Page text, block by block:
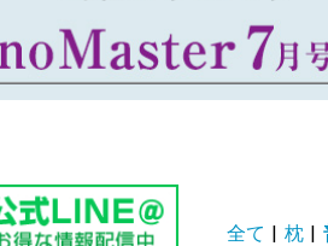
全て | 枕 |